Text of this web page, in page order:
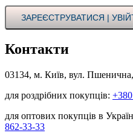
ЗАРЕЄСТРУВАТИСЯ |
Контакти
03134, м. Київ, вул.
для роздрібних покупців:
для оптових покупців в
862-33-33